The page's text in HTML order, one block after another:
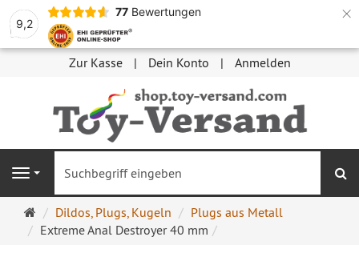
9,2
77 Bewertungen ×
Zur Kasse Dein Konto Anmelden
Navigation
Startseite
Dildos, Plugs, Kugeln
Plugs aus Metall
Extreme Anal Destroyer 40 mm